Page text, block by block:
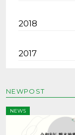
2018
2017
NEWPOST
NEWS